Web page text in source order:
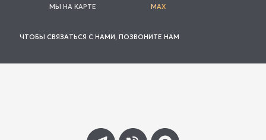
MAX
МЫ НА КАРТЕ
ЧТОБЫ СВЯЗАТЬСЯ С НАМИ, ПОЗВОНИТЕ НАМ